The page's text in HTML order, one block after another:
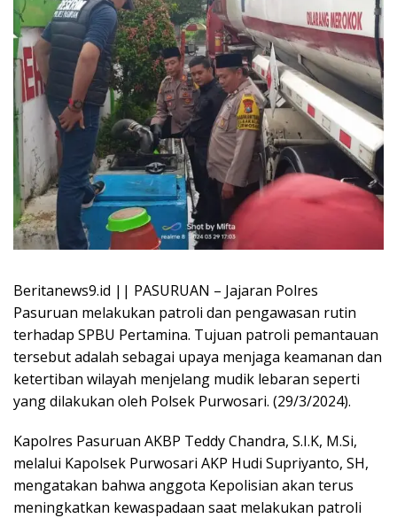
Beritanews9.id || PASURUAN – Jajaran Polres
Pasuruan melakukan patroli dan pengawasan rutin
terhadap SPBU Pertamina. Tujuan patroli pemantauan
tersebut adalah sebagai upaya menjaga keamanan dan
ketertiban wilayah menjelang mudik lebaran seperti
yang dilakukan oleh Polsek Purwosari. (29/3/2024).
Kapolres Pasuruan AKBP Teddy Chandra, S.I.K, M.Si,
melalui Kapolsek Purwosari AKP Hudi Supriyanto, SH,
mengatakan bahwa anggota Kepolisian akan terus
meningkatkan kewaspadaan saat melakukan patroli